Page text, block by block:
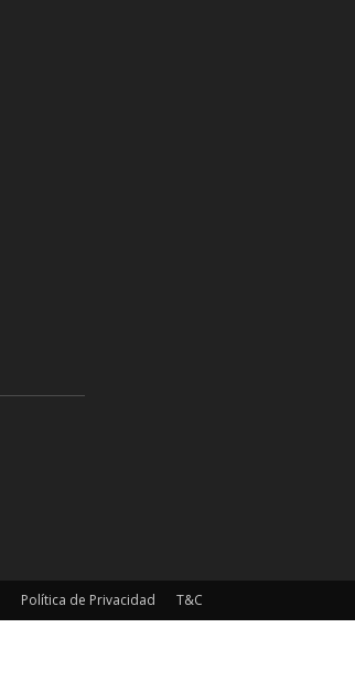
Política de Privacidad T&C